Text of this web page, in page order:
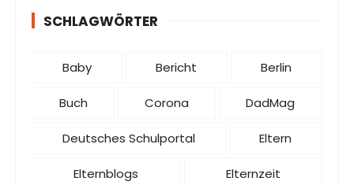
SCHLAGWÖRTER
Baby Bericht Berlin
Buch Corona DadMag
Deutsches Schulportal Eltern
Elternblogs Elternzeit